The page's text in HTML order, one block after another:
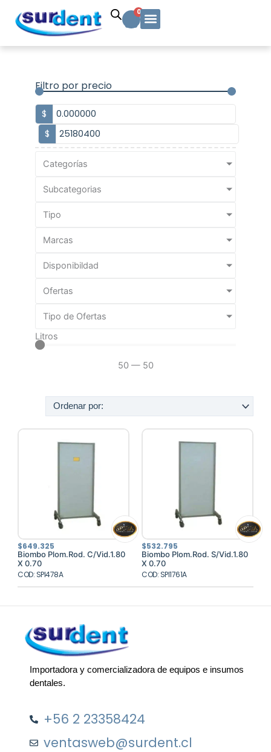
contenido
0
Carrito
Filtro por precio
$
$
Categorías
Subcategorias
Tipo
Marcas
Disponibildad
Ofertas
Tipo de Ofertas
Litros
50 — 50
$649.325
Biombo Plom.Rod. C/Vid.1.80
X 0.70
COD: SPI478A
$532.795
Biombo Plom.Rod. S/Vid.1.80
X 0.70
COD: SPI1761A
Importadora y comercializadora de equipos e insumos
dentales.
+56 2 23358424
ventasweb@surdent.cl